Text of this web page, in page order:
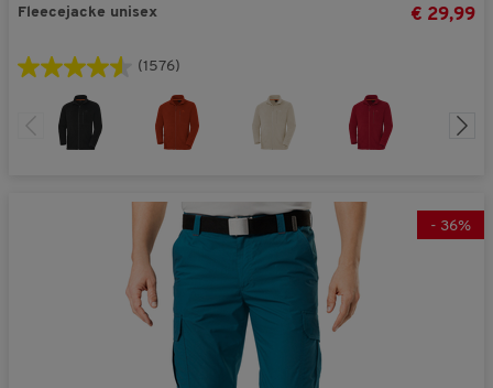
Fleecejacke unisex € 29,99
(1576)
- 36%